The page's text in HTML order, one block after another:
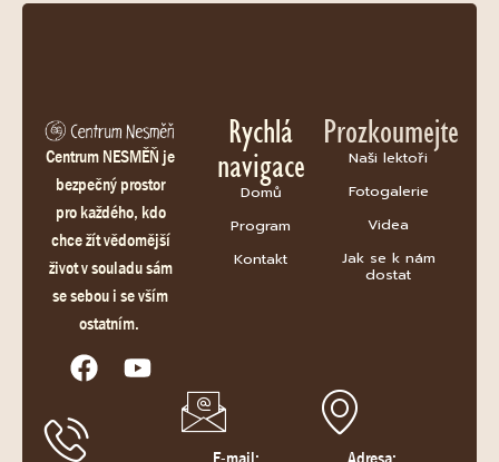
Centrum NESMĚŇ je
bezpečný prostor
pro každého, kdo
chce žít vědomější
život v souladu sám
se sebou i se vším
ostatním.
Rychlá
navigace
Domů
Program
Kontakt
Prozkoumejte
Naši lektoři
Fotogalerie
Videa
Jak se k nám
dostat